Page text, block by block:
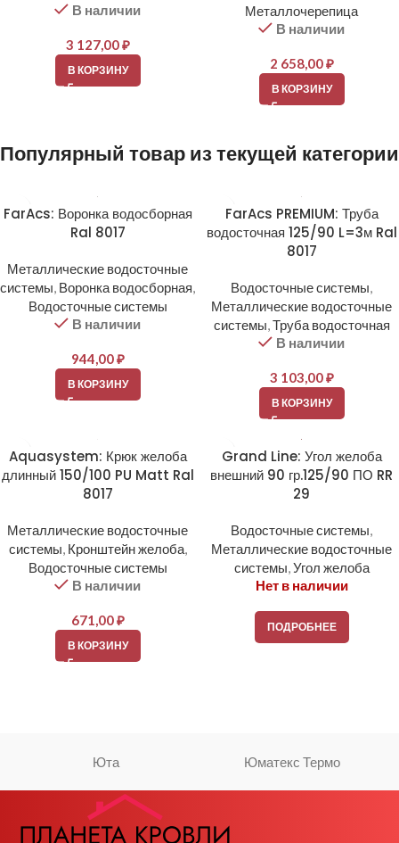
В наличии
3 127,00₽
В КОРЗИНУ
Металлочерепица
В наличии
2 658,00₽
В КОРЗИНУ
Популярный товар из текущей категории
FarAcs: Воронка водосборная
Ral 8017
Металлические водосточные
системы, Воронка водосборная,
Водосточные системы
В наличии
944,00₽
В КОРЗИНУ
FarAcs PREMIUM: Труба
водосточная 125/90 L=3м Ral
8017
Водосточные системы,
Металлические водосточные
системы,Труба водосточная
В наличии
3 103,00₽
В КОРЗИНУ
Aquasystem: Крюк желоба
длинный 150/100 PU Matt Ral
8017
Металлические водосточные
системы, Кронштейн желоба,
Водосточные системы
В наличии
671,00₽
В КОРЗИНУ
Grand Line: Угол желоба
внешний 90 гр.125/90 ПО RR
29
Водосточные системы,
Металлические водосточные
системы,Угол желоба
Нет в наличии
ПОДРОБНЕЕ
Юта Юматекс Термо